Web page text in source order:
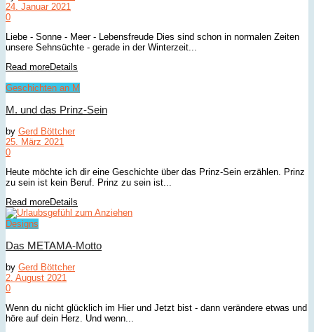
24. Januar 2021
0
Liebe - Sonne - Meer - Lebensfreude Dies sind schon in normalen Zeiten
unsere Sehnsüchte - gerade in der Winterzeit...
Read moreDetails
Geschichten an M
M. und das Prinz-Sein
by Gerd Böttcher
25. März 2021
0
Heute möchte ich dir eine Geschichte über das Prinz-Sein erzählen. Prinz
zu sein ist kein Beruf. Prinz zu sein ist...
Read moreDetails
Designs
Das METAMA-Motto
by Gerd Böttcher
2. August 2021
0
Wenn du nicht glücklich im Hier und Jetzt bist - dann verändere etwas und
höre auf dein Herz. Und wenn...